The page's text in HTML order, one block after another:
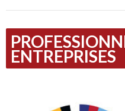
ENTREPRISES